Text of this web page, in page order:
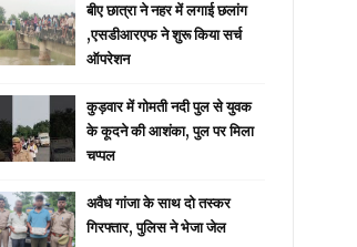
बीए छात्रा ने नहर में लगाई छलांग
,एसडीआरएफ ने शुरू किया सर्च
ऑपरेशन
कुड़वार में गोमती नदी पुल से युवक
के कूदने की आशंका, पुल पर मिला
चप्पल
अवैध गांजा के साथ दो तस्कर
गिरफ्तार, पुलिस ने भेजा जेल